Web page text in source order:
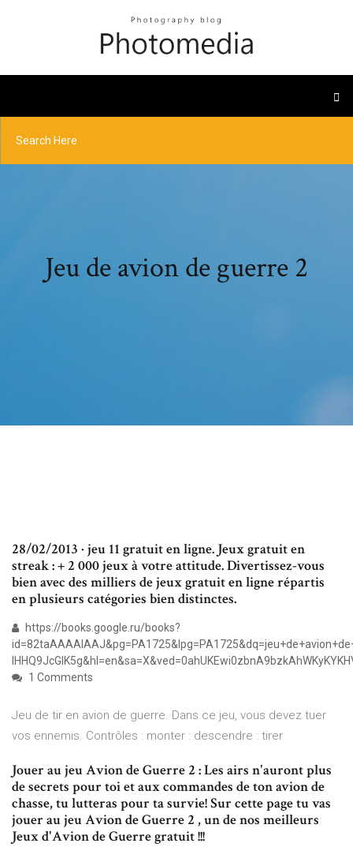
Jeu de avion de guerre 2
28/02/2013 · jeu 11 gratuit en ligne. Jeux gratuit en
streak : + 2 000 jeux à votre attitude. Divertissez-vous
bien avec des milliers de jeux gratuit en ligne répartis
en plusieurs catégories bien distinctes.
https://books.google.ru/books?
1 Comments
Jeu de tir en avion de guerre. Dans ce jeu, vous devez tuer
vos ennemis. Contrôles : monter : descendre : tirer
Jouer au jeu Avion de Guerre 2 : Les airs n'auront plus
de secrets pour toi et aux commandes de ton avion de
chasse, tu lutteras pour ta survie! Sur cette page tu vas
jouer au jeu Avion de Guerre 2 , un de nos meilleurs
Jeux d'Avion de Guerre gratuit !!!